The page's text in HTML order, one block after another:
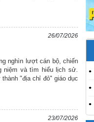
26/07/2026
nghìn lượt cán bộ, chiến
niệm và tìm hiểu lịch sử.
"địa chỉ đỏ" giáo dục
23/07/2026